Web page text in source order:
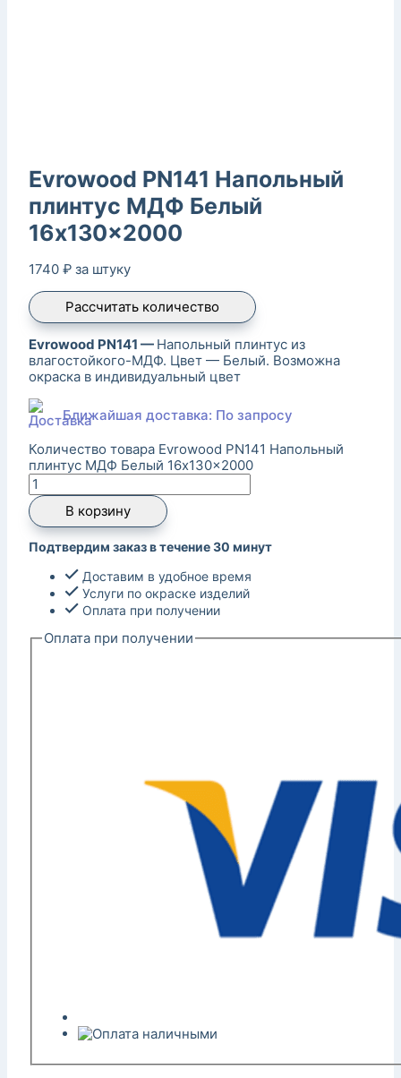
Evrowood PN141 Напольный
плинтус МДФ Белый
16x130x2000
1740 ₽ за штуку
Рассчитать количество
Evrowood PN141 — Напольный плинтус из
влагостойкого-МДФ. Цвет — Белый. Возможна
окраска в индивидуальный цвет
Ближайшая доставка: По запросу
Количество товара Evrowood PN141 Напольный
плинтус МДФ Белый 16x130x2000
В корзину
Подтвердим заказ в течение 30 минут
Доставим в удобное время
Услуги по окраске изделий
Оплата при получении
Оплата при получении